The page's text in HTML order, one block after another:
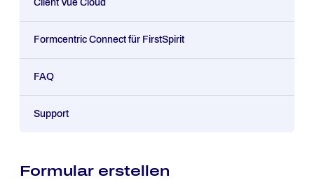
Client Vue Cloud
Formcentric Connect für FirstSpirit
FAQ
Support
Formular erstellen